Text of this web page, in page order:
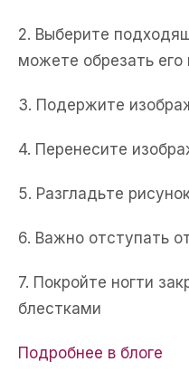
2. Выберите
можете обрезать его
3. Подержите
4. Перенесите
5. Разгладьте
6. Важно отступать
7. Покройте ногти
блестками
Подробнее в блоге